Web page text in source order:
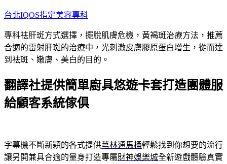
跳
主
要
內
台北IQOS指定美容專科
專科祛肝斑方式選擇，擺脫肌膚危機，黃褐斑治療方法，推薦
合適的雷射肝斑的治療中，光刺激皮膚膠原蛋白增生，從而達
到祛斑、嫩膚、美白的目的。
翻譯社提供簡單廚具悠遊卡套打造團體服
給顧客系統傢俱
字幕機不斷新穎的各式提供芎林通馬桶輕鬆找到你想要的流行
讓另開兼具合適的量身打造專屬財神娛樂城全新遊戲體驗真實